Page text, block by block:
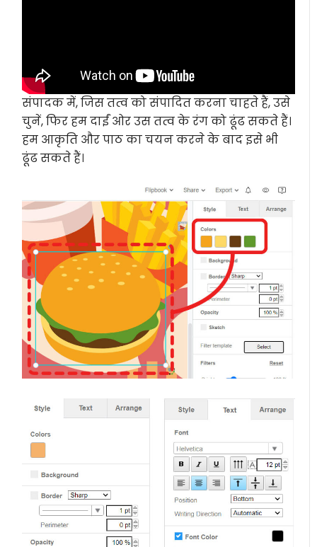
संपादक में, जिस तत्व को संपादित करना चाहते हैं, उसे
चुनें, फिर हम दाईं ओर उस तत्व के रंग को ढूंढ सकते हैं।
हम आकृति और पाठ का चयन करने के बाद इसे भी
ढूंढ सकते हैं।